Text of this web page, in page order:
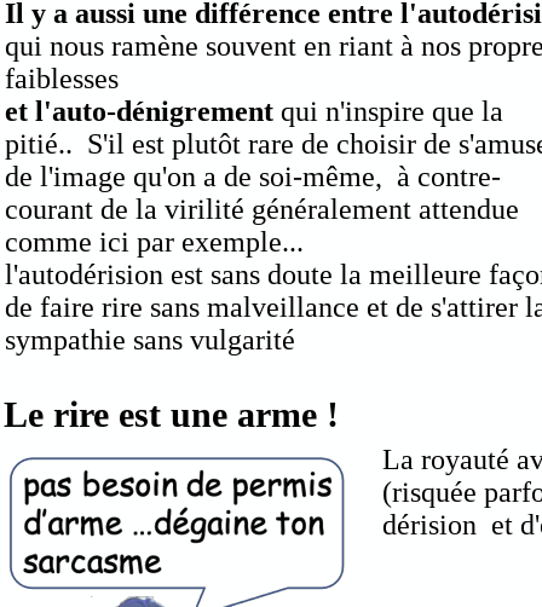
Il y a aussi une différence entre
qui nous ramène souvent en riant à nos
faiblesses
et l'auto-dénigrement qui n'inspire que la
pitié.. S'il est plutôt rare de choisir de
de l'image qu'on a de soi-même, à contre-
courant de la virilité généralement attendue
comme ici par exemple...
l'autodérision est sans doute la meilleure
de faire rire sans malveillance et de s'attirer
sympathie sans vulgarité
Le rire est une arme !
La royauté
(risquée
dérision et